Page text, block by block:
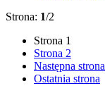
Strona: 1/2
Strona 1
Strona 2
Następna strona
Ostatnia strona